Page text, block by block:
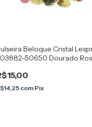
Beloque Cristal
50650 Dourado
com Pix